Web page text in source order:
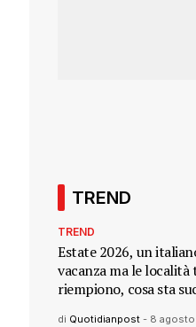
TREND
TREND
Estate 2026, un
vacanza ma le località
riempiono, cosa sta
di Quotidianpost - 8